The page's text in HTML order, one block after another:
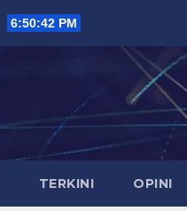
6:50:43 PM
TERKINI OPINI